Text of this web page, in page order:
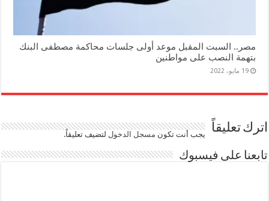
مصر.. السبت المقبل موعد أولى جلسات محاكمة مصطفى البنك
بتهمة النصب على مواطنين
19 مايو، 2022
اترك تعليقاً يجب أنت تكون مسجل الدخوللتضيف تعليقاً.
تابعنا على فيسبوك